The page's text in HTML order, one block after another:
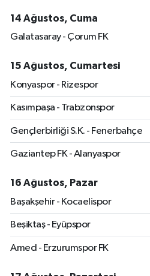
14 Ağustos, Cuma
Galatasaray - Çorum FK
15 Ağustos, Cumartesi
Konyaspor - Rizespor
Kasımpaşa - Trabzonspor
Gençlerbirliği S.K. - Fenerbahçe
Gaziantep FK - Alanyaspor
16 Ağustos, Pazar
Başakşehir - Kocaelispor
Beşiktaş - Eyüpspor
Amed - Erzurumspor FK